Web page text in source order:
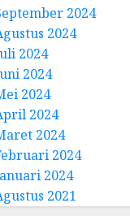
2024
2024
2024
2024
2024
2024
2024
2024
2024
2021